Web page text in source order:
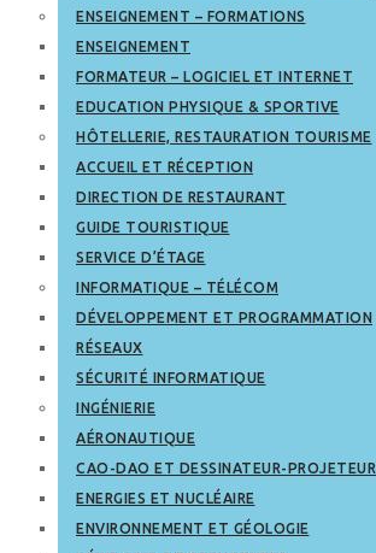
ENSEIGNEMENT – FORMATIONS
ENSEIGNEMENT
FORMATEUR – LOGICIEL ET INTERNET
EDUCATION PHYSIQUE & SPORTIVE
HÔTELLERIE, RESTAURATION TOURISME
ACCUEIL ET RÉCEPTION
DIRECTION DE RESTAURANT
GUIDE TOURISTIQUE
SERVICE D’ÉTAGE
INFORMATIQUE – TÉLÉCOM
DÉVELOPPEMENT ET PROGRAMMATION
RÉSEAUX
SÉCURITÉ INFORMATIQUE
INGÉNIERIE
AÉRONAUTIQUE
CAO-DAO ET DESSINATEUR-PROJETEUR
ENERGIES ET NUCLÉAIRE
ENVIRONNEMENT ET GÉOLOGIE